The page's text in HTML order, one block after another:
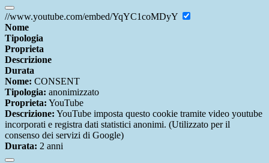
//www.youtube.com/embed/YqYC1coMDyY
Nome
Tipologia
Proprieta
Descrizione
Durata
Nome: CONSENT
Tipologia: anonimizzato
Proprieta: YouTube
Descrizione: YouTube imposta questo cookie tramite video youtube
incorporati e registra dati statistici anonimi. (Utilizzato per il
consenso dei servizi di Google)
Durata: 2 anni